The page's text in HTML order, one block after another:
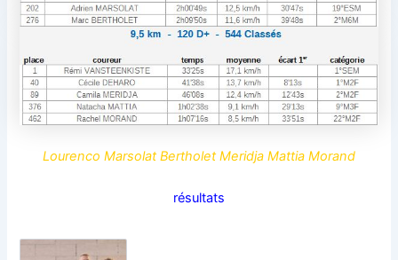
Lourenco Marsolat Bertholet Meridja Mattia Morand
résultats